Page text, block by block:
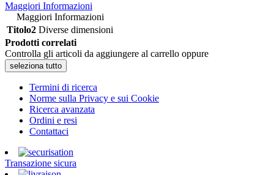
Maggiori Informazioni
Maggiori Informazioni
Titolo2 Diverse dimensioni
Prodotti correlati
Controlla gli articoli da aggiungere al carrello oppure
seleziona tutto
Termini di ricerca
Norme sulla Privacy e sui Cookie
Ricerca avanzata
Ordini e resi
Contattaci
Transazione sicura